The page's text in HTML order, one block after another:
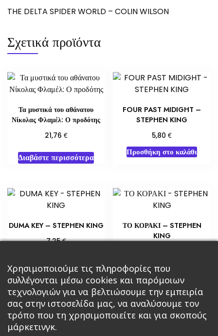
THE DELTA SPIDER WORLD – COLIN WILSON
Σχετικά προϊόντα
Τα μυστικά του αθάνατου
Νίκολας Φλαμέλ: Ο προδότης
21,76 €
Διαβάστε περισσότερα
FOUR PAST MIDIGHT –
STEPHEN KING
5,80€
Προσθήκη στο καλάθι
DUMA KEY – STEPHEN KING
7,25€
ΤΟ ΚΟΡΑΚΙ – STEPHEN
KING
Προσθήκη στο καλάθι
Χρησιμοποιούμε τις πληροφορίες που
συλλέγονται μέσω cookies και παρόμοιων
τεχνολογιών για να βελτιώσουμε την εμπειρία
σας στην ιστοσελίδα μας, να αναλύσουμε τον
τρόπο που τη χρησιμοποιείτε και για σκοπούς
μάρκετινγκ.